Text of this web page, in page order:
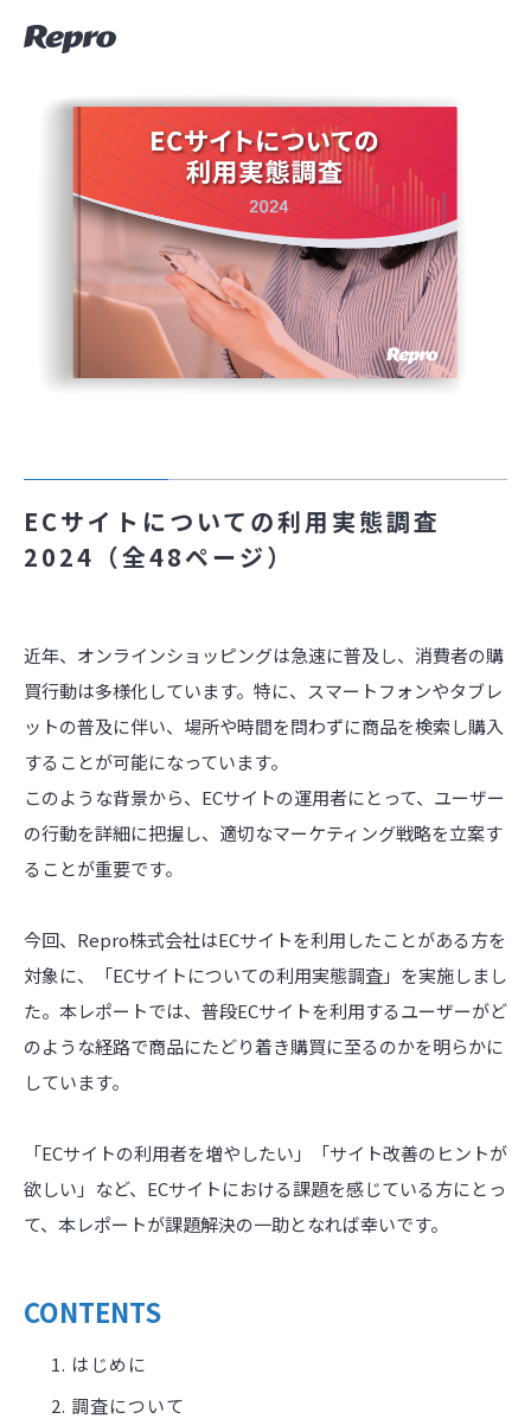
ECサイトについての利用実態調査
2024（全48ページ）
近年、オンラインショッピングは急速に普及し、消費者の購
買行動は多様化しています。特に、スマートフォンやタブレ
ットの普及に伴い、場所や時間を問わずに商品を検索し購入
することが可能になっています。
このような背景から、ECサイトの運用者にとって、ユーザー
の行動を詳細に把握し、適切なマーケティング戦略を立案す
ることが重要です。
今回、Repro株式会社はECサイトを利用したことがある方を
対象に、「ECサイトについての利用実態調査」を実施しまし
た。本レポートでは、普段ECサイトを利用するユーザーがど
のような経路で商品にたどり着き購買に至るのかを明らかに
しています。
「ECサイトの利用者を増やしたい」「サイト改善のヒントが
欲しい」など、ECサイトにおける課題を感じている方にとっ
て、本レポートが課題解決の一助となれば幸いです。
CONTENTS
はじめに
調査について